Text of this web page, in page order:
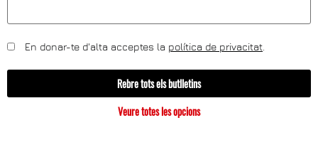
En donar-te d'alta acceptes la política de privacitat
Rebre tots els butlletins
Veure totes les opcions